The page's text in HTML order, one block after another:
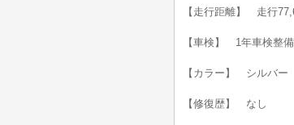
【走行距離】 走行
【車検】 1年車検整
【カラー】 シルバー
【修復歴】 なし